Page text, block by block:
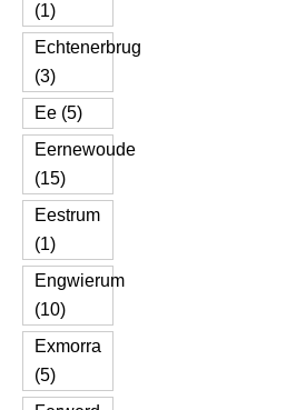
(1)
Echtenerbrug
(3)
Ee (5)
Eernewoude
(15)
Eestrum
(1)
Engwierum
(10)
Exmorra
(5)